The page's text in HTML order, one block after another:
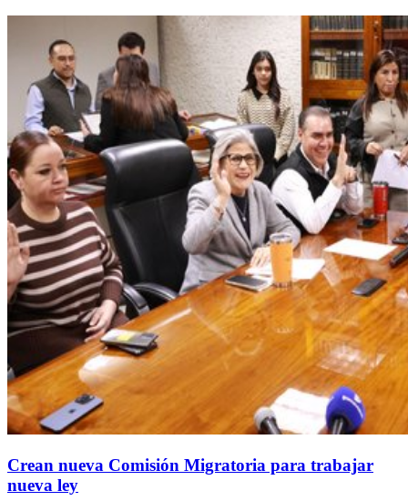
Crean nueva Comisión Migratoria para trabajar
nueva ley